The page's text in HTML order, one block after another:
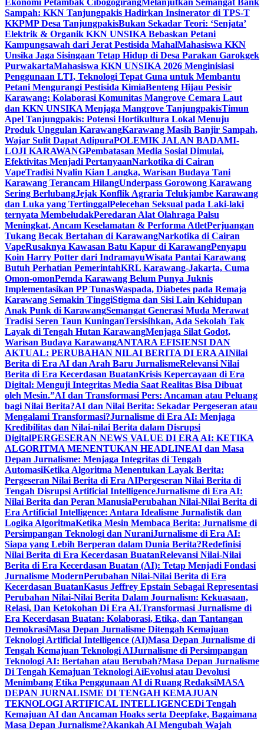
Ekonomi Petambak CibogogirangMelanjutkan Semangat Bank
Sampah: KKN Tanjungpakis Hadirkan Insinerator di TPS-T
KKPMP Desa TanjungpakisBukan Sekadar Teori: ‘Senjata’
Elektrik & Organik KKN UNSIKA Bebaskan Petani
Kampungsawah dari Jerat Pestisida MahalMahasiswa KKN
Unsika Jaga Sisingaan Tetap Hidup di Desa Parakan Garokgek
PurwakartaMahasiswa KKN UNSIKA 2026 Menginisiasi
Penggunaan LTI, Teknologi Tepat Guna untuk Membantu
Petani Mengurangi Pestisida KimiaBenteng Hijau Pesisir
Karawang: Kolaborasi Komunitas Mangrove Cemara Laut
dan KKN UNSIKA Menjaga Mangrove TanjungpakisTimun
Apel Tanjungpakis: Potensi Hortikultura Lokal Menuju
Produk Unggulan KarawangKarawang Masih Banjir Sampah,
Wajar Sulit Dapat AdipuraPOLEMIK JALAN BADAMI-
LOJI KARAWANGPembatasan Media Sosial Dimulai,
Efektivitas Menjadi PertanyaanNarkotika di Cairan
VapeTradisi Nyalin Kian Langka, Warisan Budaya Tani
Karawang Terancam HilangUnderpass Gorowong Karawang
Sering BerlubangJejak Konflik Agraria Telukjambe Karawang
dan Luka yang TertinggalPelecehan Seksual pada Laki-laki
ternyata MembeludakPeredaran Alat Olahraga Palsu
Meningkat, Ancam Keselamatan & Performa AtletPerjuangan
Tukang Becak Bertahan di KarawangNarkotika di Cairan
VapeRusaknya Kawasan Batu Kapur di KarawangPenyapu
Koin Harry Potter dari IndramayuWisata Pantai Karawang
Butuh Perhatian PemerintahKRL Karawang-Jakarta, Cuma
Omon-omonPemda Karawang Belum Punya Juknis
Implementasikan PP TunasWaspada, Diabetes pada Remaja
Karawang Semakin TinggiStigma dan Sisi Lain Kehidupan
Anak Punk di KarawangSemangat Generasi Muda Merawat
Tradisi Seren Taun KuninganTersisihkan, Ada Sekolah Tak
Layak di Tengah Hutan KarawangMenjaga Silat Godot,
Warisan Budaya KarawangANTARA EFISIENSI DAN
AKTUAL: PERUBAHAN NILAI BERITA DI ERA AINilai
Berita di Era AI dan Arah Baru JurnalismeRelevansi Nilai
Berita di Era Kecerdasan BuatanKrisis Kepercayaan di Era
Digital: Menguji Integritas Media Saat Realitas Bisa Dibuat
oleh Mesin.”AI dan Transformasi Pers: Ancaman atau Peluang
bagi Nilai Berita?AI dan Nilai Berita: Sekadar Pergeseran atau
Mengalami Transformasi?Jurnalisme di Era AI: Menjaga
Kredibilitas dan Nilai-nilai Berita dalam Disrupsi
DigitalPERGESERAN NEWS VALUE DI ERA AI: KETIKA
ALGORITMA MENENTUKAN HEADLINEAI dan Masa
Depan Jurnalisme: Menjaga Integritas di Tengah
AutomasiKetika Algoritma Menentukan Layak Berita:
Pergeseran Nilai Berita di Era AIPergeseran Nilai Berita di
Tengah Disrupsi Artificial IntelligenceJurnalisme di Era AI:
Nilai Berita dan Peran ManusiaPerubahan Nilai-Nilai Berita di
Era Artificial Intelligence: Antara Idealisme Jurnalistik dan
Logika AlgoritmaKetika Mesin Membaca Berita: Jurnalisme di
Persimpangan Teknologi dan NuraniJurnalisme di Era AI:
Siapa yang Lebih Berperan dalam Dunia Berita?Redefinisi
Nilai Berita di Era Kecerdasan BuatanRelevansi Nilai-Nilai
Berita di Era Kecerdasan Buatan (AI): Tetap Menjadi Fondasi
Jurnalisme ModernPerubahan Nilai-Nilai Berita di Era
Kecerdasan BuatanKasus Jeffrey Epstain Sebagai Representasi
Perubahan Nilai-Nilai Berita Dalam Journalism: Kekuasaan,
Relasi, Dan Ketokohan Di Era AI.Transformasi Jurnalisme di
Era Kecerdasan Buatan: Kolaborasi, Etika, dan Tantangan
DemokrasiMasa Depan Jurnalisme Ditengah Kemajuan
Teknologi Artificial Intelligence (AI)Masa Depan Jurnalisme di
Tengah Kemajuan Teknologi AIJurnalisme di Persimpangan
Teknologi AI: Bertahan atau Berubah?Masa Depan Jurnalisme
Di Tengah Kemajuan Teknologi AiEvolusi atau Devolusi
Menimbang Etika Penggunaan AI di Ruang RedaksiMASA
DEPAN JURNALISME DI TENGAH KEMAJUAN
TEKNOLOGI ARTIFICAL INTELLIGENCEDi Tengah
Kemajuan AI dan Ancaman Hoaks serta Deepfake, Bagaimana
Masa Depan Jurnalisme?Akankah AI Mengubah Wajah